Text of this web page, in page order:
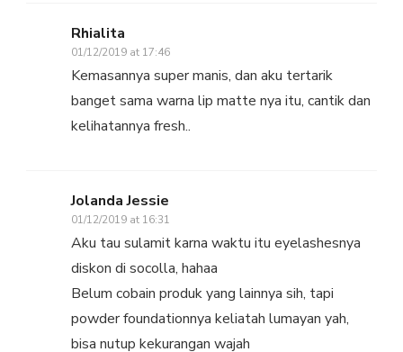
Rhialita
01/12/2019 at 17:46
Kemasannya super manis, dan aku tertarik
banget sama warna lip matte nya itu, cantik dan
kelihatannya fresh..
Jolanda Jessie
01/12/2019 at 16:31
Aku tau sulamit karna waktu itu eyelashesnya
diskon di socolla, hahaa
Belum cobain produk yang lainnya sih, tapi
powder foundationnya keliatah lumayan yah,
bisa nutup kekurangan wajah